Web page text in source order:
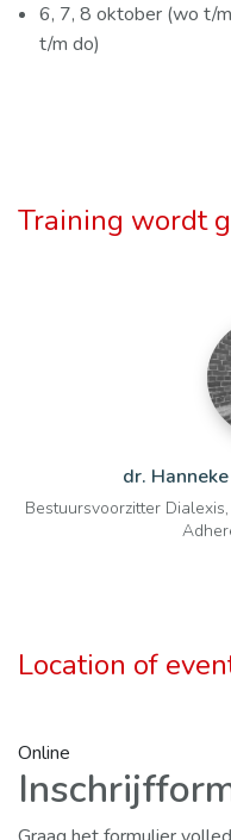
6, 7, 8 oktober (wo t/
t/m do)
Training wordt
dr.
Bestuursvoorzitter
Location of
Online